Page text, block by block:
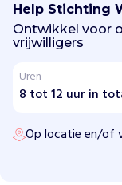
c
h
t
i
g
W
k
Help Stichting
Ontwikkel voor
vrijwilligers
Uren
8 tot 12 uur in
Op locatie en/of